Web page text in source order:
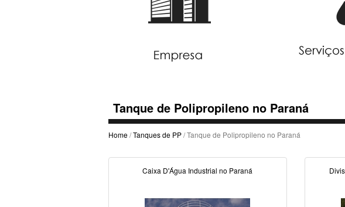
Tanque de Polipropileno no Paraná
Home/Tanques de PP/ Tanque de Polipropileno no Paraná
Caixa D'Água Industrial no Paraná